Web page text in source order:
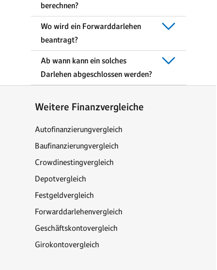
berechnen?
Wo wird ein Forwarddarlehen
beantragt?
Ab wann kann ein solches
Darlehen abgeschlossen werden?
Weitere Finanzvergleiche
Autofinanzierungvergleich
Baufinanzierungvergleich
Crowdinestingvergleich
Depotvergleich
Festgeldvergleich
Forwarddarlehenvergleich
Geschäftskontovergleich
Girokontovergleich